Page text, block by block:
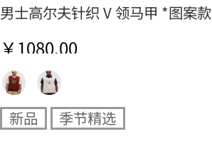
男士高尔夫针织 V 领马甲 *图案款
￥1080.00
新品 季节精选